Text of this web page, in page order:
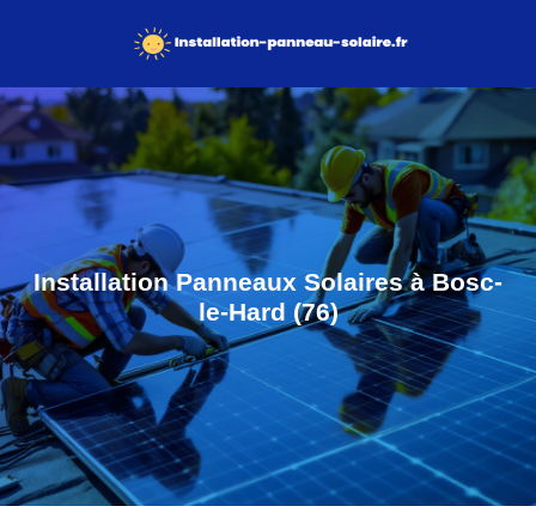
Installation Panneaux Solaires à Bosc-
le-Hard (76)